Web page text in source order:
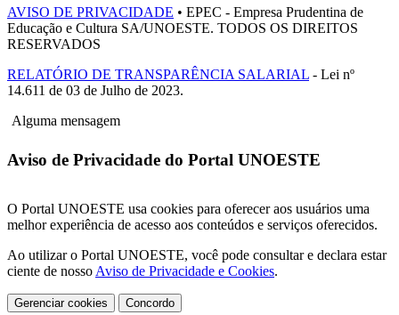
AVISO DE PRIVACIDADE • EPEC - Empresa Prudentina de
Educação e Cultura SA/UNOESTE. TODOS OS DIREITOS
RESERVADOS
RELATÓRIO DE TRANSPARÊNCIA SALARIAL - Lei nº
14.611 de 03 de Julho de 2023.
Alguma mensagem
Aviso de Privacidade do Portal UNOESTE
O Portal UNOESTE usa cookies para oferecer aos usuários uma
melhor experiência de acesso aos conteúdos e serviços oferecidos.
Ao utilizar o Portal UNOESTE, você pode consultar e declara estar
ciente de nosso Aviso de Privacidade e Cookies.
Gerenciar cookies Concordo